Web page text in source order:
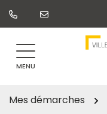
Aller
MENU
Mes démarches